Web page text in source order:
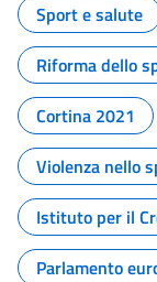
Sport e salute
Riforma dello
Cortina 2021
Violenza nello
Istituto per il
Parlamento